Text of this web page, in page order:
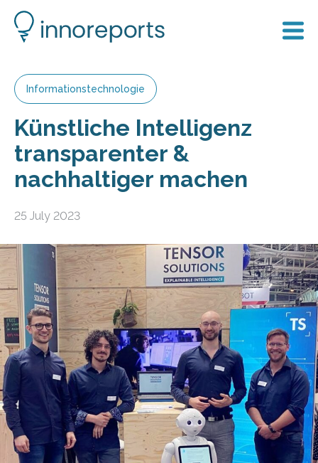
Informationstechnologie
Künstliche Intelligenz
transparenter &
nachhaltiger machen
25 July 2023